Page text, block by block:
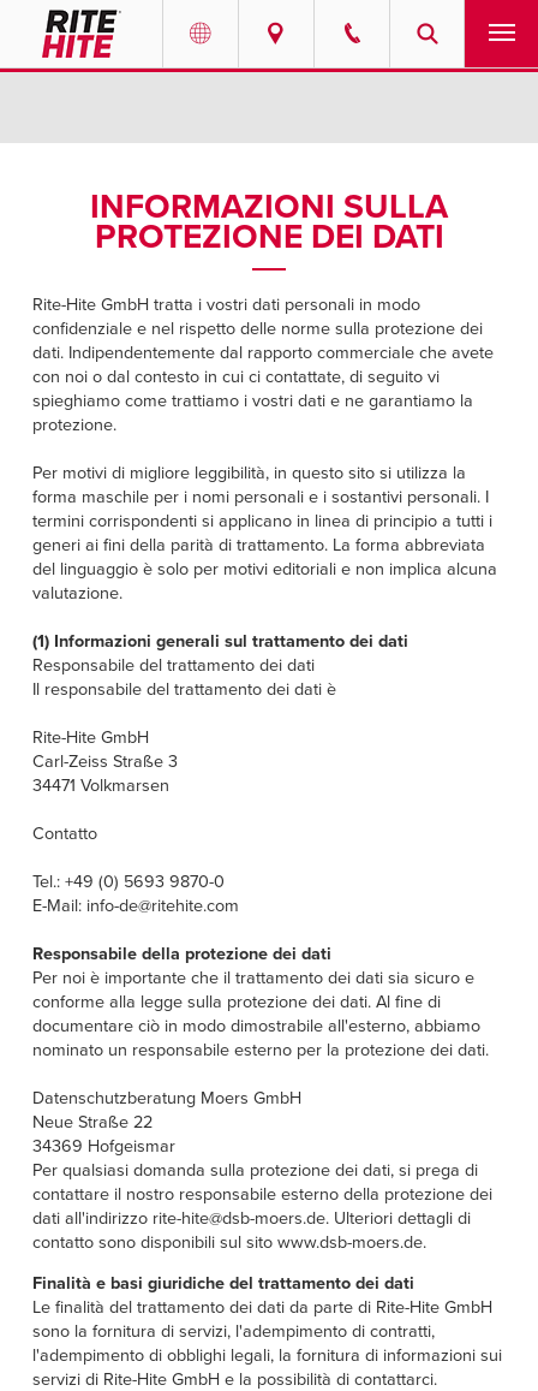
Portuguese
EUROPE
English
Deutsch
Français
Italiano
ASIA PACIFIC
English
MIDDLE EAST/AFRICA
SOLUZIONI
CHI SIAMO
CONTATTO
LAVORATE CON NOI
CERCATE UN RAPPRESENTANTE
INFORMAZIONI SULLA
PROTEZIONE DEI DATI
Rite-Hite GmbH tratta i vostri dati personali in modo
confidenziale e nel rispetto delle norme sulla protezione dei
dati. Indipendentemente dal rapporto commerciale che avete
con noi o dal contesto in cui ci contattate, di seguito vi
spieghiamo come trattiamo i vostri dati e ne garantiamo la
protezione.
Per motivi di migliore leggibilità, in questo sito si utilizza la
forma maschile per i nomi personali e i sostantivi personali. I
termini corrispondenti si applicano in linea di principio a tutti i
generi ai fini della parità di trattamento. La forma abbreviata
del linguaggio è solo per motivi editoriali e non implica alcuna
valutazione.
(1) Informazioni generali sul trattamento dei dati
Responsabile del trattamento dei dati
Il responsabile del trattamento dei dati è
Rite-Hite GmbH
Carl-Zeiss Straße 3
34471 Volkmarsen
Contatto
Tel.: +49 (0) 5693 9870-0
E-Mail: info-de@ritehite.com
Responsabile della protezione dei dati
Per noi è importante che il trattamento dei dati sia sicuro e
conforme alla legge sulla protezione dei dati. Al fine di
documentare ciò in modo dimostrabile all'esterno, abbiamo
nominato un responsabile esterno per la protezione dei dati.
Datenschutzberatung Moers GmbH
Neue Straße 22
34369 Hofgeismar
Per qualsiasi domanda sulla protezione dei dati, si prega di
contattare il nostro responsabile esterno della protezione dei
dati all'indirizzo rite-hite@dsb-moers.de. Ulteriori dettagli di
contatto sono disponibili sul sito www.dsb-moers.de.
Finalità e basi giuridiche del trattamento dei dati
Le finalità del trattamento dei dati da parte di Rite-Hite GmbH
sono la fornitura di servizi, l'adempimento di contratti,
l'adempimento di obblighi legali, la fornitura di informazioni sui
servizi di Rite-Hite GmbH e la possibilità di contattarci.